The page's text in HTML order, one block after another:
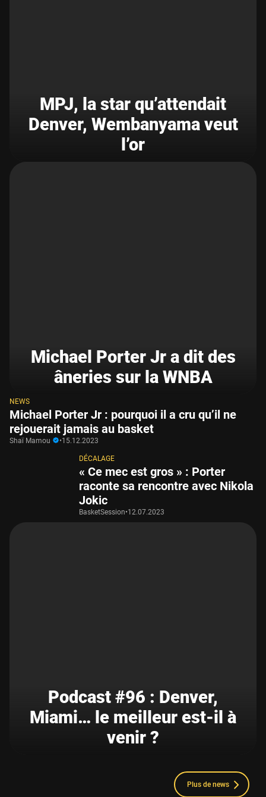
MPJ, la star qu’attendait
Denver, Wembanyama veut
l’or
Michael Porter Jr a dit des
âneries sur la WNBA
NEWS
Michael Porter Jr : pourquoi il a cru qu’il ne
rejouerait jamais au basket
Shaï Mamou •15.12.2023
DÉCALAGE
« Ce mec est gros » : Porter
raconte sa rencontre avec Nikola
Jokic
BasketSession•12.07.2023
Podcast #96 : Denver,
Miami… le meilleur est-il à
venir ?
Plus de news